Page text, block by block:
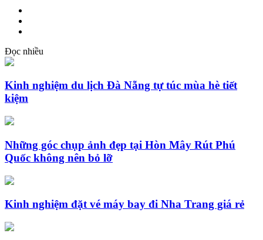
Đọc nhiều
Kinh nghiệm du lịch Đà Nẵng tự túc mùa hè tiết
kiệm
Những góc chụp ảnh đẹp tại Hòn Mây Rút Phú
Quốc không nên bỏ lỡ
Kinh nghiệm đặt vé máy bay đi Nha Trang giá rẻ